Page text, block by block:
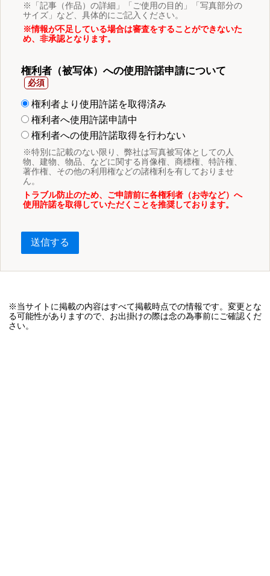
※「記事（作品）の詳細」「ご使用の目的」「写真部分の
サイズ」など、具体的にご記入ください。
※情報が不足している場合は審査をすることができないた
め、非承認となります。
権利者（被写体）への使用許諾申請について
権利者より使用許諾を取得済み
権利者へ使用許諾申請中
権利者への使用許諾取得を行わない
※特別に記載のない限り、弊社は写真被写体としての人
物、建物、物品、などに関する肖像権、商標権、特許権、
著作権、その他の利用権などの諸権利を有しておりませ
ん。
トラブル防止のため、ご申請前に各権利者（お寺など）へ
使用許諾を取得していただくことを推奨しております。
送信する
※当サイトに掲載の内容はすべて掲載時点での情報です。変更とな
る可能性がありますので、お出掛けの際は念の為事前にご確認くだ
さい。